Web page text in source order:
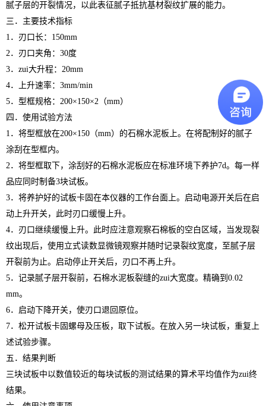
腻子层的开裂情况，以此表征腻子抵抗基材裂纹扩展的能力。
三．主要技术指标
1．刃口长：150mm
2．刃口夹角：30度
3．zui大升程：20mm
4．上升速率：3mm/min
5．型框规格：200×150×2（mm）
四．使用试验方法
1．将型框放在200×150（mm）的石棉水泥板上。在将配制好的腻子
涂刮在型框内。
2．将型框取下，涂刮好的石棉水泥板应在标准环境下养护7d。每一样
品应同时制备3块试板。
3．将养护好的试板卡固在本仪器的工作台面上。启动电源开关后在启
动上升开关，此时刃口缓慢上升。
4．刃口继续缓慢上升。此时应注意观察石棉板的空白区域，当发现裂
纹出现后，使用立式读数显微镜观察并随时记录裂纹宽度，至腻子层
开裂前为止。启动停止开关后，刃口不再上升。
5．记录腻子层开裂前，石棉水泥板裂缝的zui大宽度。精确到0.02
mm。
6．启动下降开关，使刃口退回原位。
7．松开试板卡固螺母及压板，取下试板。在放入另一块试板，重复上
述试验步骤。
五．结果判断
三块试板中以数值较近的每块试板的测试结果的算术平均值作为zui终
结果。